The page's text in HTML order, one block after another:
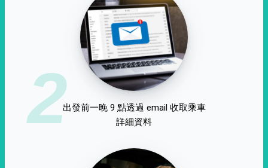
2出發前一晚 9 點透過 email 收取乘車
詳細資料